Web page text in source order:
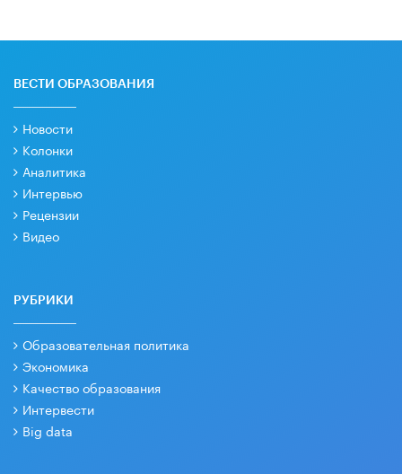
ВЕСТИ ОБРАЗОВАНИЯ
Новости
Колонки
Аналитика
Интервью
Рецензии
Видео
РУБРИКИ
Образовательная политика
Экономика
Качество образования
Интервести
Big data